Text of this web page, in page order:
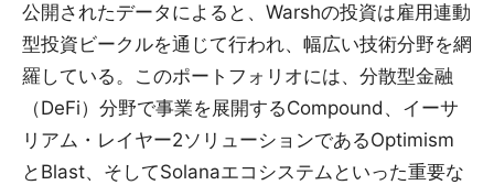
公開されたデータによると、Warshの投資は雇用連動
型投資ビークルを通じて行われ、幅広い技術分野を網
羅している。このポートフォリオには、分散型金融
（DeFi）分野で事業を展開するCompound、イーサ
リアム・レイヤー2ソリューションであるOptimism
とBlast、そしてSolanaエコシステムといった重要な